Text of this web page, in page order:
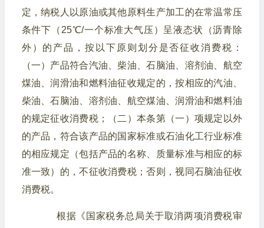
定，纳税人以原油或其他原料生产加工的在常温常压
条件下（25℃/一个标准大气压）呈液态状（沥青除
外）的产品，按以下原则划分是否征收消费税：
（一）产品符合汽油、柴油、石脑油、溶剂油、航空
煤油、润滑油和燃料油征收规定的，按相应的汽油、
柴油、石脑油、溶剂油、航空煤油、润滑油和燃料油
的规定征收消费税；
（二）本条第（一）项规定以外
的产品，符合该产品的国家标准或石油化工行业标准
的相应规定（包括产品的名称、质量标准与相应的标
准一致）的，不征收消费税；否则，视同石脑油征收
消费税。
根据《国家税务总局关于取消两项消费税审